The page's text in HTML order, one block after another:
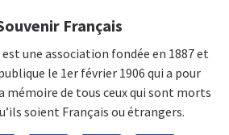
Français
est une association fondée en 1887 et
le 1er février 1906 qui a pour
mémoire de tous ceux qui sont morts
soient Français ou étrangers.